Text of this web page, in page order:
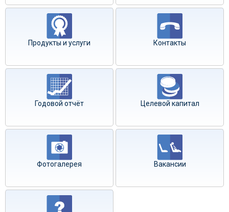
Продукты и услуги Контакты
Годовой отчёт Целевой капитал
Фотогалерея Вакансии